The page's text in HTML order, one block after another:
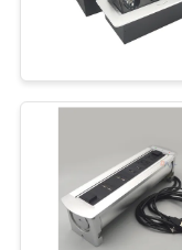
連
パワ
トの